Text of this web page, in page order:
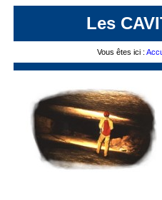
Les
Vous êtes ici :